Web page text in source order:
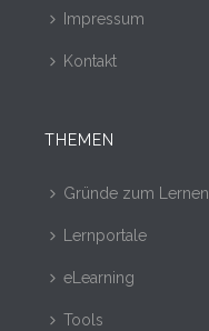
Impressum
Kontakt
THEMEN
Gründe zum Lernen
Lernportale
eLearning
Tools